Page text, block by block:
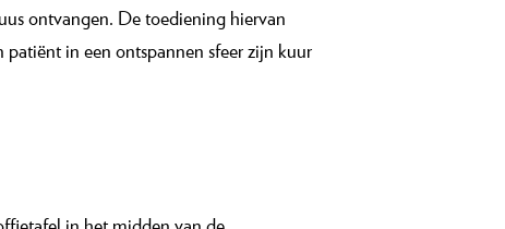
ontvangen. De toediening hiervan
in een ontspannen sfeer zijn kuur